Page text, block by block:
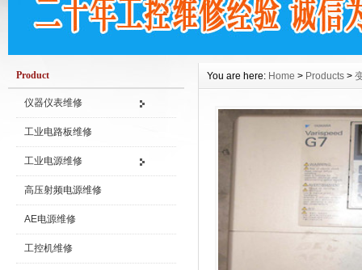
Product
仪器仪表维修
工业电路板维修
工业电源维修
高压射频电源维修
AE电源维修
工控机维修
You are here: Home > Products >